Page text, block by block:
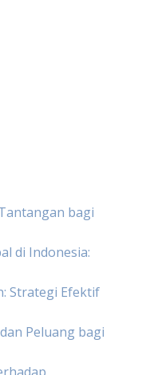
bagi
di Indonesia:
Strategi Efektif
Peluang bagi